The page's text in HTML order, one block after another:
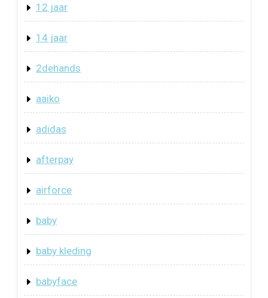
12 jaar
14 jaar
2dehands
aaiko
adidas
afterpay
airforce
baby
baby kleding
babyface